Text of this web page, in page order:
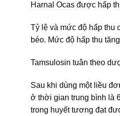
Harnal Ocas được hấp
Tỷ lệ và mức độ hấp thu
béo. Mức độ hấp thu
Tamsulosin tuân theo
Sau khi dùng một liều
ở thời gian trung bình là
trong huyết tương đạt